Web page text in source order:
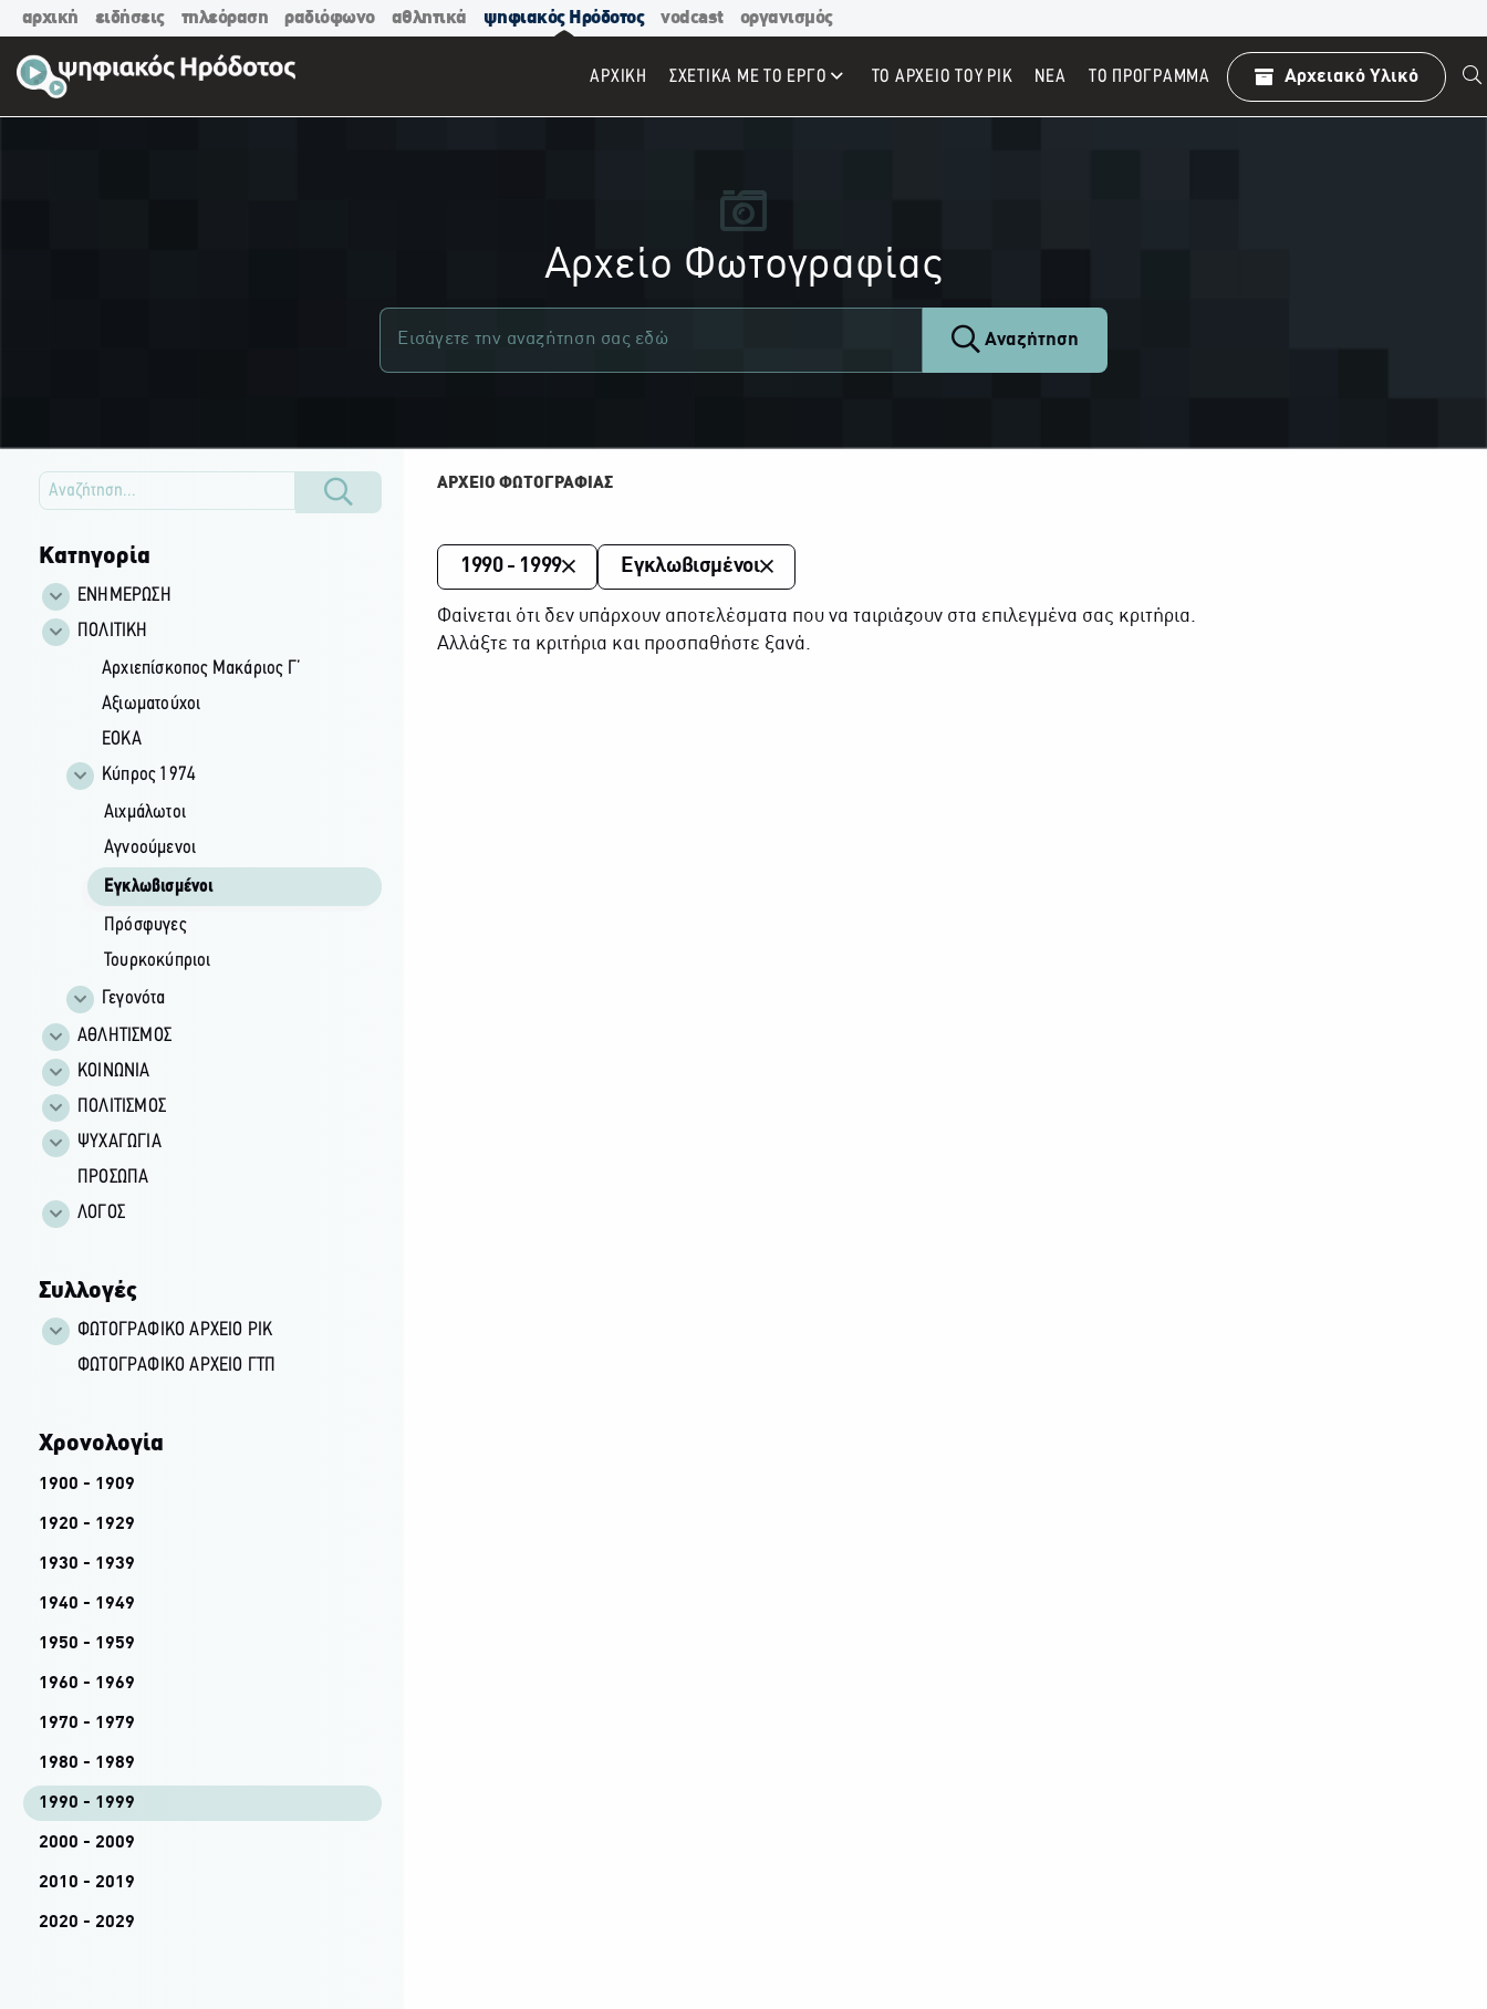
αρχική ειδήσεις τηλεόραση ραδιόφωνο αθλητικά ψηφιακός Ηρόδοτος vodcast οργανισμός
ΑΡΧΙΚΉ ΣΧΕΤΙΚΑ ΜΕ ΤΟ ΕΡΓΟ ΤΟ ΑΡΧΕΙΟ ΤΟΥ ΡΙΚ ΝΕΑ TO ΠΡΌΓΡΑΜΜΑ Αρχειακό Υλικό
Αρχείο Φωτογραφίας
Αναζήτηση
Κατηγορία
ΕΝΗΜΕΡΩΣΗ
ΠΟΛΙΤΙΚΗ
Αρχιεπίσκοπος Μακάριος Γ’
Αξιωματούχοι
ΕΟΚΑ
Κύπρος 1974
Αιχμάλωτοι
Αγνοούμενοι
Εγκλωβισμένοι
Πρόσφυγες
Τουρκοκύπριοι
Γεγονότα
ΑΘΛΗΤΙΣΜΟΣ
ΚΟΙΝΩΝΙΑ
ΠΟΛΙΤΙΣΜΟΣ
ΨΥΧΑΓΩΓΙΑ
ΠΡΟΣΩΠΑ
ΛΟΓΟΣ
Συλλογές
ΦΩΤΟΓΡΑΦΙΚΌ ΑΡΧΕΊΟ ΡΙΚ
ΦΩΤΟΓΡΑΦΙΚΌ ΑΡΧΕΊΟ ΓΤΠ
Χρονολογία
1900 - 1909
1920 - 1929
1930 - 1939
1940 - 1949
1950 - 1959
1960 - 1969
1970 - 1979
1980 - 1989
1990 - 1999
2000 - 2009
2010 - 2019
2020 - 2029
ΑΡΧΕΙΟ ΦΩΤΟΓΡΑΦΙΑΣ
1990 - 1999 Εγκλωβισμένοι
Φαίνεται ότι δεν υπάρχουν αποτελέσματα που να ταιριάζουν στα επιλεγμένα σας κριτήρια.
Αλλάξτε τα κριτήρια και προσπαθήστε ξανά.